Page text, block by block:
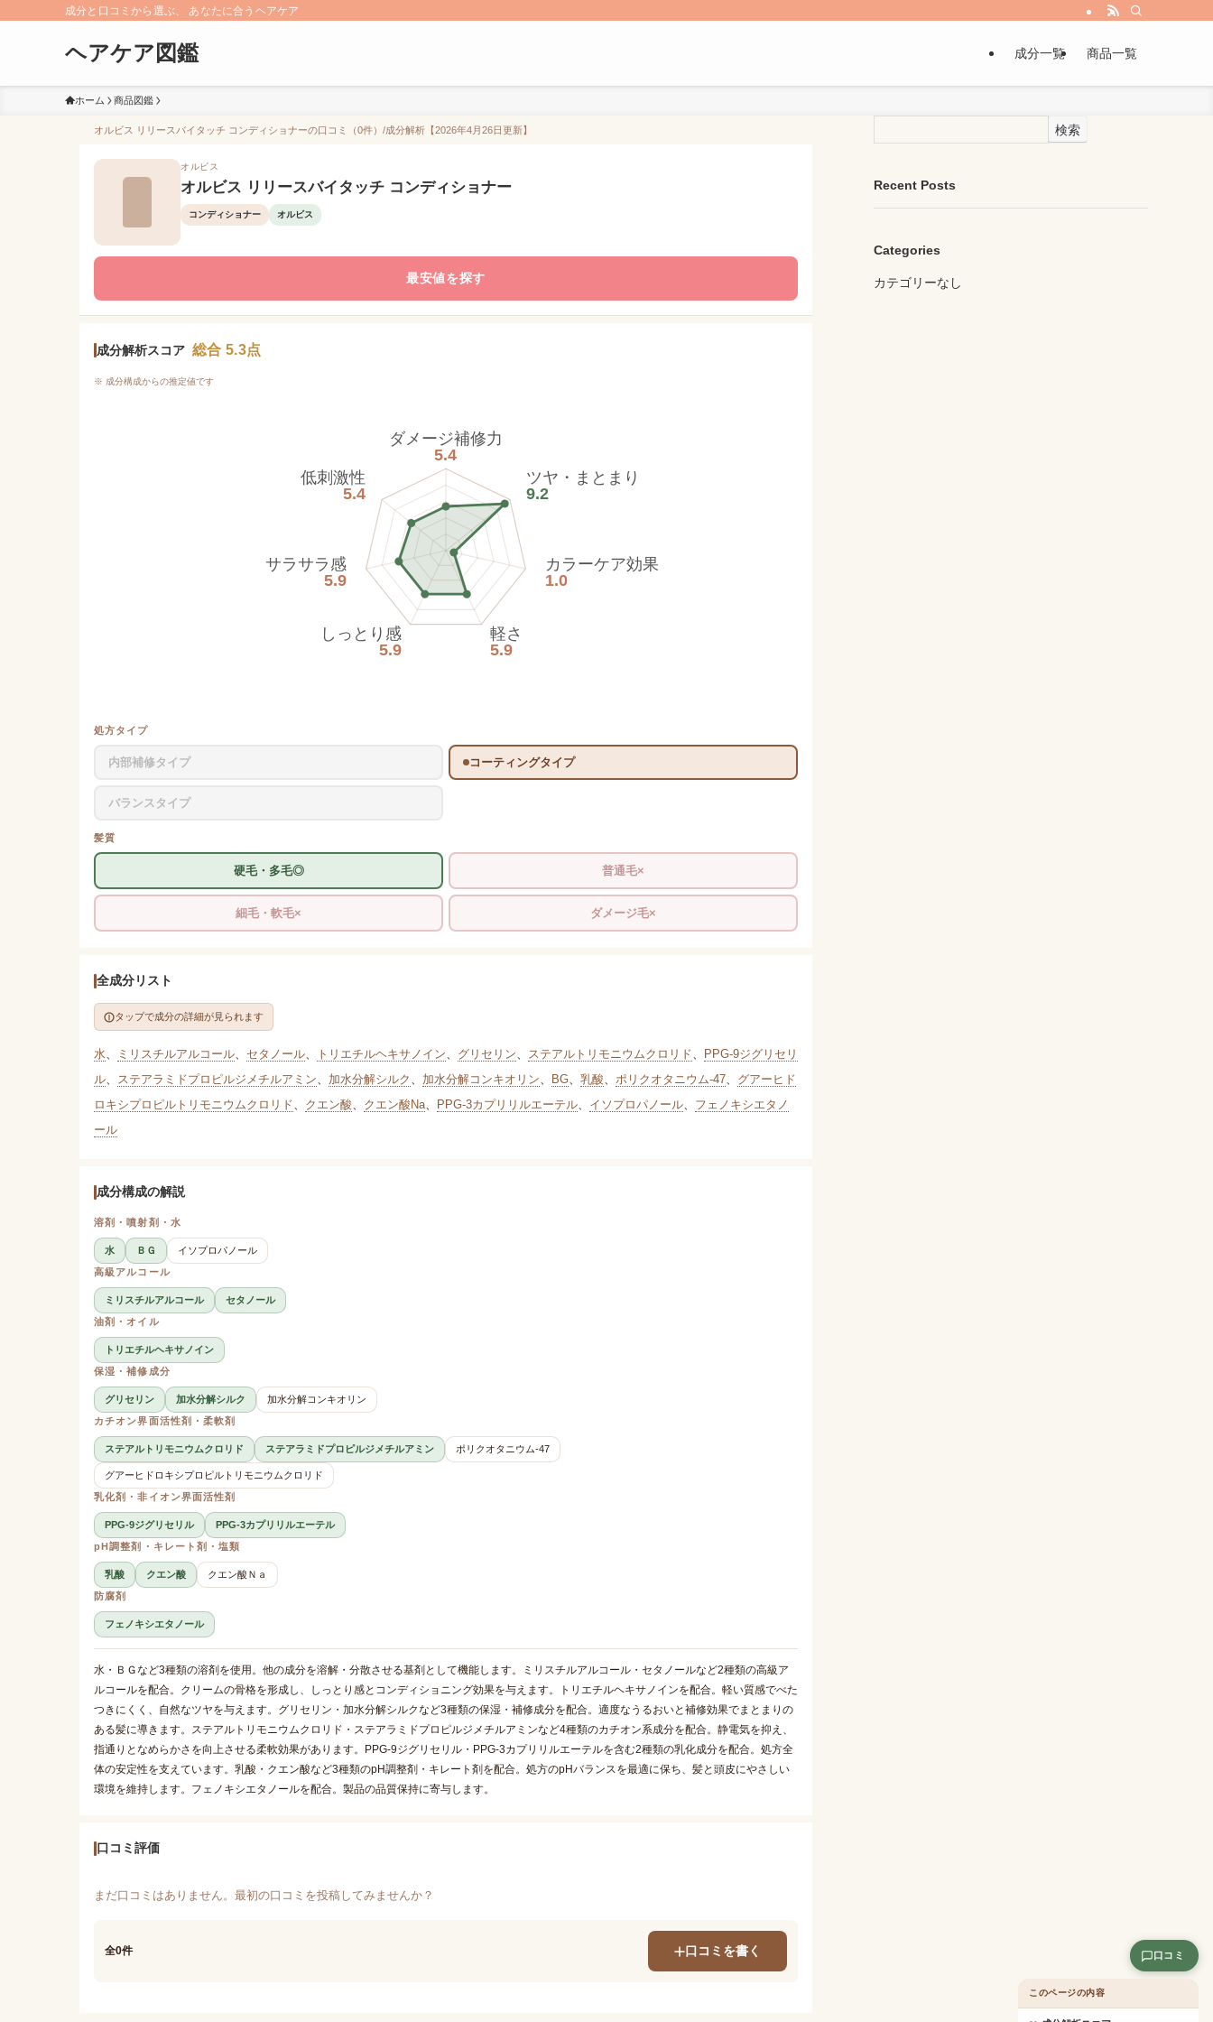
成分と口コミから選ぶ、 あなたに合うヘアケア
ヘアケア図鑑 成分一覧 商品一覧
ホーム 商品図鑑
オルビス リリースバイタッチ コンディショナーの口コミ（0件）/成分解析【2026年4月26日更新】
オルビス
オルビス リリースバイタッチ コンディショナー
コンディショナー オルビス
最安値を探す
成分解析スコア 総合 5.3点
※ 成分構成からの推定値です
ダメージ補修力
5.4
ツヤ・まとまり
9.2
カラーケア効果
1.0
軽さ
5.9
しっとり感
5.9
サラサラ感
5.9
低刺激性
5.4
処方タイプ
内部補修タイプ コーティングタイプ
バランスタイプ
髪質
硬毛・多毛◎ 普通毛×
細毛・軟毛× ダメージ毛×
全成分リスト
タップで成分の詳細が見られます
水、 ミリスチルアルコール、 セタノール、 トリエチルヘキサノイン、 グリセリン、 ステアルトリモニウムクロリド、
PPG-9ジグリセリ
ル、 ステアラミドプロピルジメチルアミン、 加水分解シルク 、 加水分解コンキオリン、 BG、 乳酸、 ポリクオタニウム-47、 グアーヒド
ロキシプロピルトリモニウムクロリド、 クエン酸、 クエン酸Na、 PPG-3カプリリルエーテル、 イソプロパノール、 フェノキシエタノ
ール
成分構成の解説
溶剤・噴射剤・水
水 ＢＧ
イソプロパノール
高級アルコール
ミリスチルアルコール
セタノール
油剤・オイル
トリエチルヘキサノイン
保湿・補修成分
グリセリン 加水分解シルク
加水分解コンキオリン
カチオン界面活性剤・柔軟剤
ステアルトリモニウムクロリド ステアラミドプロピルジメチルアミン ポリクオタニウム-47
グアーヒドロキシプロピルトリモニウムクロリド
乳化剤・非イオン界面活性剤
PPG-9ジグリセリル
PPG-3カプリリルエーテル
pH調整剤・キレート剤・塩類
乳酸 クエン酸
クエン酸Ｎａ
防腐剤
フェノキシエタノール
水・ＢＧなど3種類の溶剤を使用。他の成分を溶解・分散させる基剤として機能します。ミリスチルアルコール・セタノールなど2種類の高級ア
ルコールを配合。クリームの骨格を形成し、しっとり感とコンディショニング効果を与えます。トリエチルヘキサノインを配合。軽い質感でべた
つきにくく、自然なツヤを与えます。グリセリン・加水分解シルクなど3種類の保湿・補修成分を配合。適度なうるおいと補修効果でまとまりの
ある髪に導きます。ステアルトリモニウムクロリド・ステアラミドプロピルジメチルアミンなど4種類のカチオン系成分を配合。静電気を抑え、
指通りとなめらかさを向上させる柔軟効果があります。PPG-9ジグリセリル・PPG-3カプリリルエーテルを含む2種類の乳化成分を配合。処方全
体の安定性を支えています。乳酸・クエン酸など3種類のpH調整剤・キレート剤を配合。処方のpHバランスを最適に保ち、髪と頭皮にやさしい
環境を維持します。フェノキシエタノールを配合。製品の品質保持に寄与します。
口コミ評価
まだ口コミはありません。最初の口コミを投稿してみませんか？
全0件 口コミを書く
検索
Recent Posts
Categories
カテゴリーなし
口コミ
このページの内容